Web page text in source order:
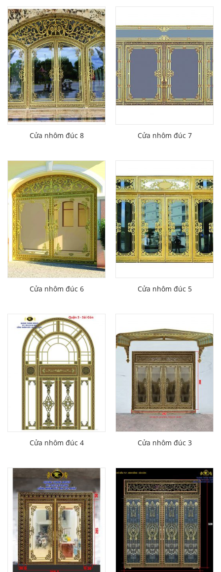
Cửa nhôm đúc 8 Cửa nhôm đúc 7
Cửa nhôm đúc 6 Cửa nhôm đúc 5
Cửa nhôm đúc 4 Cửa nhôm đúc 3